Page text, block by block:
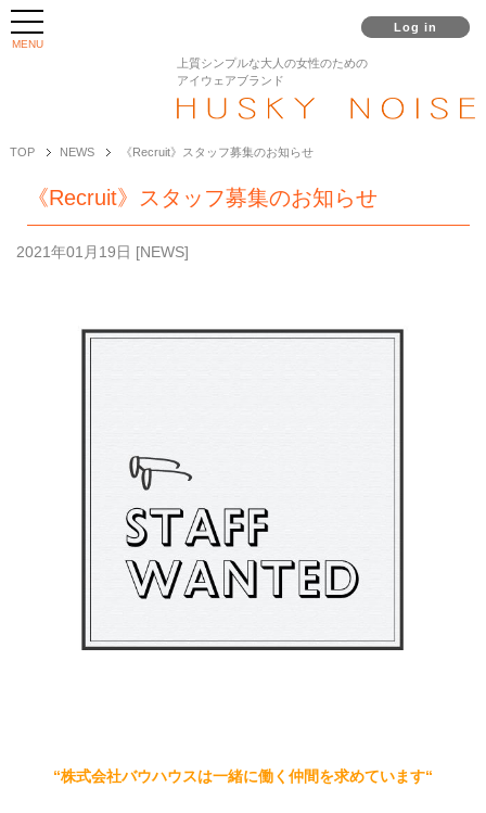
Log in
MENU
上質シンプルな大人の女性のための
アイウェアブランド
TOP NEWS 《Recruit》スタッフ募集のお知らせ
《Recruit》スタッフ募集のお知らせ
2021年01月19日 [NEWS]
“株式会社バウハウスは一緒に働く 仲間を求めています“